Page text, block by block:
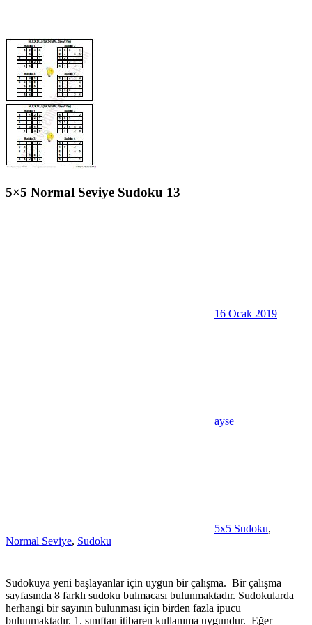
5×5 Normal Seviye Sudoku 13
16 Ocak 2019
ayse
5x5 Sudoku,
Normal Seviye, Sudoku
Sudokuya yeni başlayanlar için uygun bir çalışma. Bir çalışma
sayfasında 8 farklı sudoku bulmacası bulunmaktadır. Sudokularda
herhangi bir sayının bulunması için birden fazla ipucu
bulunmaktadır. 1. sınıftan itibaren kullanıma uygundur. Eğer